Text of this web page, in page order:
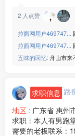
2 人点赞
拉面网用户469747...
拉面网用户469747...
五味的回忆:舟山市来
求职信息 路
地区 : 广东省 惠州
求职：本人有男跑
需要的老板联系：